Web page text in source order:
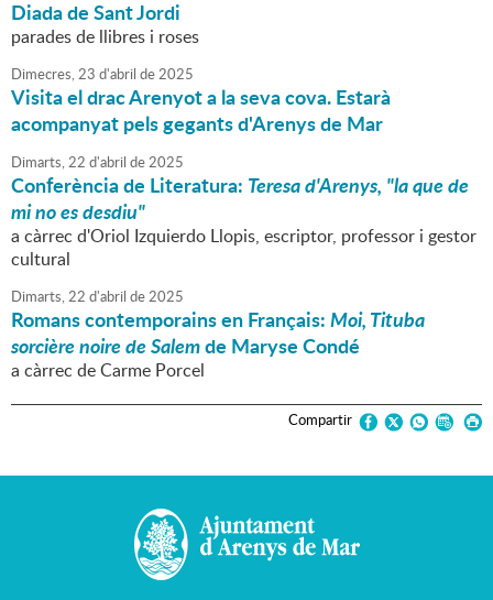
Diada de Sant Jordi
parades de llibres i roses
Dimecres,23 d'abril de2025
Visita el drac Arenyot a la seva cova. Estarà
acompanyat pels gegants d'Arenys de Mar
Dimarts,22 d'abril de2025
Conferència de Literatura: Teresa d'Arenys, "la que de
mi no es desdiu"
a càrrec d'Oriol Izquierdo Llopis, escriptor, professor i gestor
cultural
Dimarts,22 d'abril de2025
Romans contemporains en Français:Moi, Tituba
sorcière noire de Salemde Maryse Condé
a càrrec de Carme Porcel
Compartir